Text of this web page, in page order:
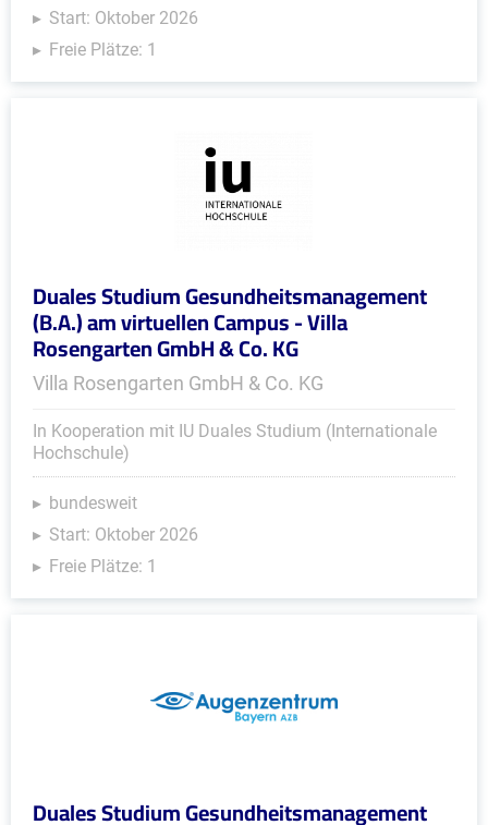
Start: Oktober 2026
Freie Plätze: 1
Duales Studium Gesundheitsmanagement
(B.A.) am virtuellen Campus - Villa
Rosengarten GmbH & Co. KG
Villa Rosengarten GmbH & Co. KG
In Kooperation mit IU Duales Studium (Internationale
Hochschule)
bundesweit
Start: Oktober 2026
Freie Plätze: 1
Duales Studium Gesundheitsmanagement